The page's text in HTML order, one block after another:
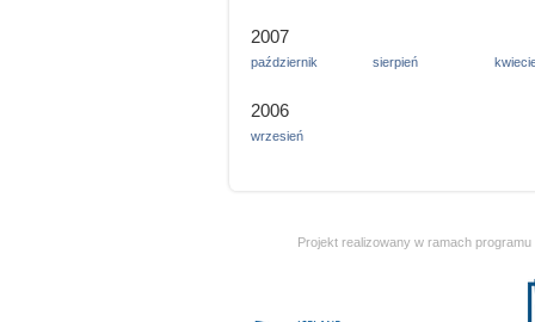
2007
październik sierpień
2006
wrzesień
Projekt realizowany w ramach